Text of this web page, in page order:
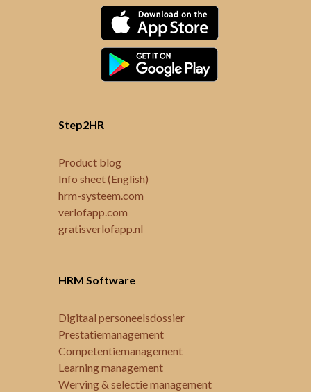
Step2HR
Product blog
Info sheet (English)
hrm-systeem.com
verlofapp.com
gratisverlofapp.nl
HRM Software
Digitaal personeelsdossier
Prestatiemanagement
Competentiemanagement
Learning management
Werving & selectie management